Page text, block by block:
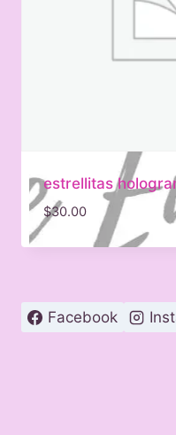
estrellitas
$30.00
Facebook